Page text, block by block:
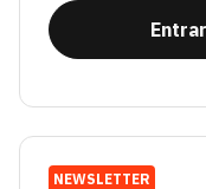
NEWSLETTER